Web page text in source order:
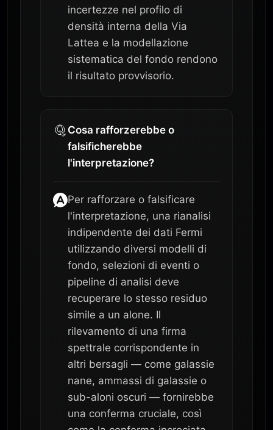
incertezze nel profilo di
densità interna della Via
Lattea e la modellazione
sistematica del fondo rendono
il risultato provvisorio.
Cosa rafforzerebbe o
falsificherebbe
l'interpretazione?
Per rafforzare o falsificare
l'interpretazione, una rianalisi
indipendente dei dati Fermi
utilizzando diversi modelli di
fondo, selezioni di eventi o
pipeline di analisi deve
recuperare lo stesso residuo
simile a un alone. Il
rilevamento di una firma
spettrale corrispondente in
altri bersagli — come galassie
nane, ammassi di galassie o
sub-aloni oscuri — fornirebbe
una conferma cruciale, così